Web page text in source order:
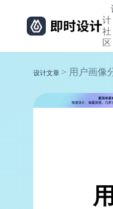
计
社
区
设计文章 > 用户画像